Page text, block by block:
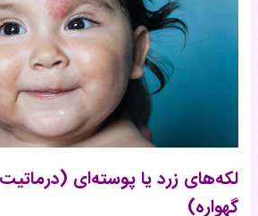
لکه‌های زرد یا پوسته‌ای
گهواره)